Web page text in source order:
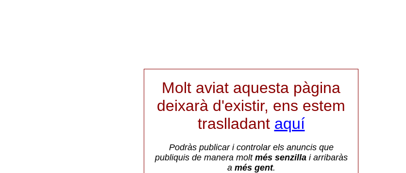
Molt aviat aquesta pàgina
deixarà d'existir, ens estem
traslladant aquí
Podràs publicar i controlar els anuncis que
publiquis de manera molt més senzillai arribaràs
a més gent.